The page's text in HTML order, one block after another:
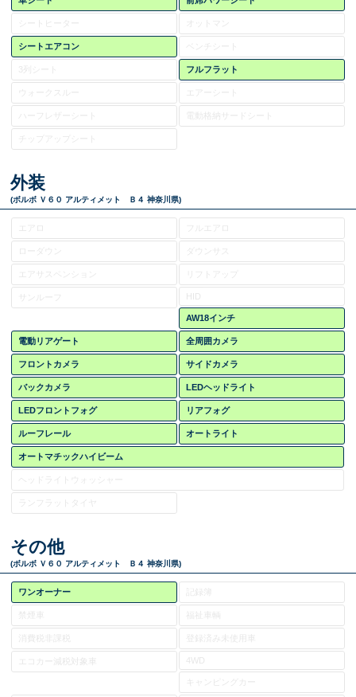
シートヒーター オットマン
シートエアコン
3列シート フルフラット
電動格納サードシート
外装
(ボルボ Ｖ６０ アルティメット Ｂ４ 神奈川県)
ローダウン ダウンサス
HID
AW18インチ
電動リアゲート 全周囲カメラ
フロントカメラ サイドカメラ
バックカメラ LEDヘッドライト
LEDフロントフォグ リアフォグ
ルーフレール オートライト
オートマチックハイビーム
ヘッドライトウォッシャー
ランフラットタイヤ
その他
(ボルボ Ｖ６０ アルティメット Ｂ４ 神奈川県)
ワンオーナー 記録簿
消費税非課税
エコカー減税対象車 4WD
キャンピングカー